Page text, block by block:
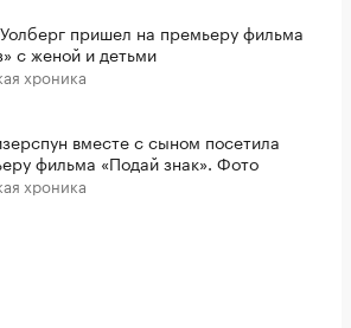
пришел на премьеру фильма
с женой и детьми
хроника
вместе с сыном посетила
фильма «Подай знак». Фото
хроника